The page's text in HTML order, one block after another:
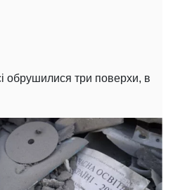
обрушилися три поверхи, в